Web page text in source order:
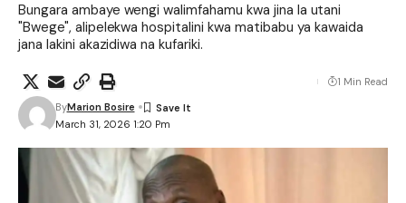
Bungara ambaye wengi walimfahamu kwa jina la utani
"Bwege", alipelekwa hospitalini kwa matibabu ya kawaida
jana lakini akazidiwa na kufariki.
March 31, 2026 1:20 Pm
ByMarion Bosire
1 Min Read